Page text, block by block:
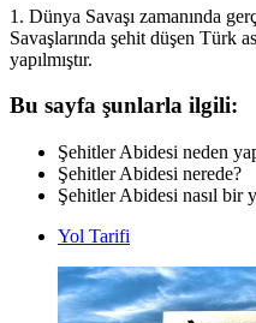
1. Dünya Savaşı zamanında
Savaşlarında şehit düşen Türk
yapılmıştır.
Bu sayfa şunlarla ilgili:
Şehitler Abidesi neden
Şehitler Abidesi nerede?
Şehitler Abidesi nasıl bir
Yol Tarifi